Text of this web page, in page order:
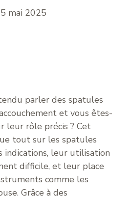
mai 2025
parler des spatules
et vous êtes-
leur rôle précis ? Cet
tout sur les spatules
indications, leur utilisation
difficile, et leur place
comme les
Grâce à des